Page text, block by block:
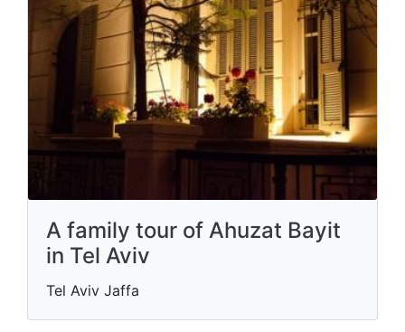
A family tour of Ahuzat Bayit
in Tel Aviv
Tel Aviv Jaffa